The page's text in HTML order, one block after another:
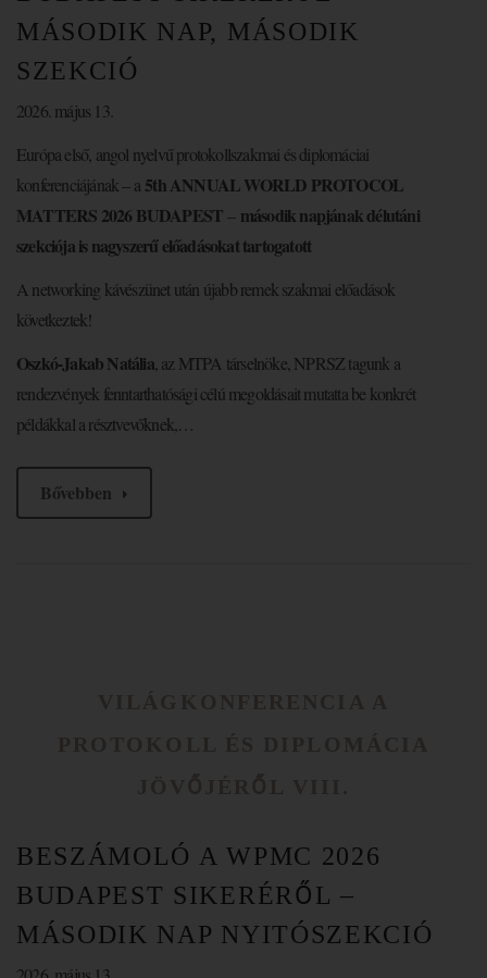
MÁSODIK NAP, MÁSODIK
SZEKCIÓ
2026. május 13.
Európa első, angol nyelvű protokollszakmai és diplomáciai
konferenciájának – a 5th ANNUAL WORLD PROTOCOL
MATTERS 2026 BUDAPEST– második napjának délutáni
szekciója is nagyszerű előadásokat tartogatott
A networking kávészünet után újabb remek szakmai előadások
következtek!
Oszkó-Jakab Natália, az MTPA társelnöke, NPRSZ tagunk a
rendezvények fenntarthatósági célú megoldásait mutatta be konkrét
példákkal a résztvevőknek,…
Bővebben
BESZÁMOLÓ A WPMC 2026
BUDAPEST SIKERÉRŐL –
MÁSODIK NAP NYITÓSZEKCIÓ